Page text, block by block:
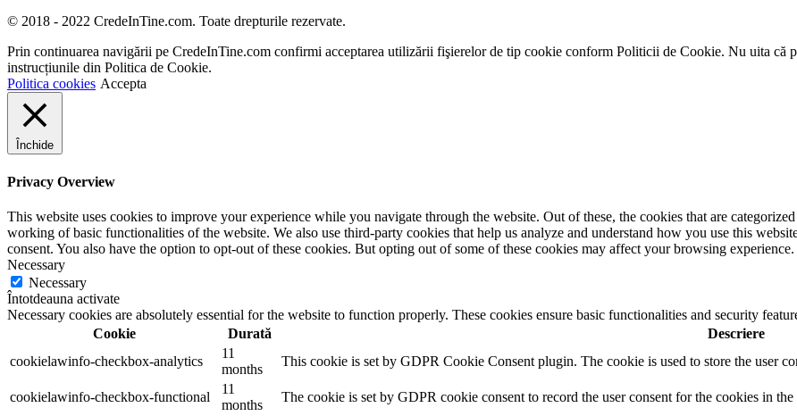
© 2018 - 2022 CredeInTine.com. Toate drepturile rezervate.
Prin continuarea navigării pe CredeInTine.com confirmi acceptarea utilizării fişierelor de tip cookie conform Politicii de Cookie. Nu uita că
instrucțiunile din Politica de Cookie.
Politica cookies Accepta
Închide
Privacy Overview
This website uses cookies to improve your experience while you navigate through the website. Out of these, the cookies that are
working of basic functionalities of the website. We also use third-party cookies that help us analyze and understand how you use this
consent. You also have the option to opt-out of these cookies. But opting out of some of these cookies may affect your browsing experience.
Necessary
Necessary
Întotdeauna activate
Necessary cookies are absolutely essential for the website to function properly. These cookies ensure basic functionalities and security
Cookie
Durată
Descriere
cookielawinfo-checkbox-analytics
11
months
This cookie is set by GDPR Cookie Consent plugin. The cookie is used to store the user
cookielawinfo-checkbox-functional
11
months
The cookie is set by GDPR cookie consent to record the user consent for the cookies in